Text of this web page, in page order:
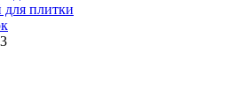
для плитки